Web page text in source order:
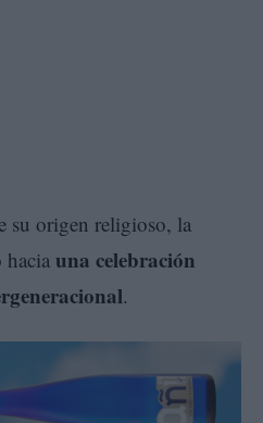
su origen religioso, la
hacia una celebración
.